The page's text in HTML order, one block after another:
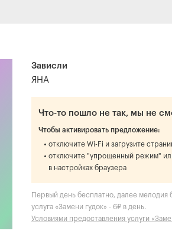
Зависли
ЯНА
Что-то пошло не так, мы не
Чтобы активировать предложение:
отключите Wi-Fi и загрузите
отключите "упрощенный режим"
в настройках браузера
Первый день бесплатно, далее мелодия
услуга «Замени гудок» - 6₽ в день.
Условиями предоставления услуги